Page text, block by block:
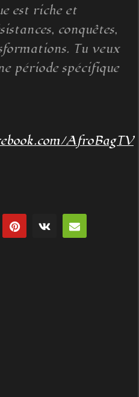
est riche et
conquêtes,
Tu veux
période spécifique
AfroBagTV